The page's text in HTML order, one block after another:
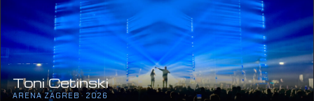
Toni Cetinski
ARENA ZAGREB · 2026